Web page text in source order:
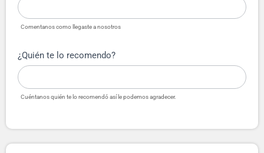
Comentanos como llegaste a nosotros
¿Quién te lo recomendo?
Cuéntanos quién te lo recomendó así le podemos agradecer.